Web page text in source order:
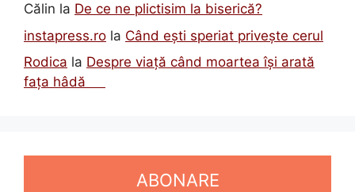
Călin la De ce ne plictisim la biserică?
instapress.ro la Când ești speriat privește cerul
Rodica la Despre viață când moartea își arată
fața hâdă
ABONARE